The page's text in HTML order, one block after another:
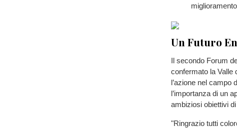
Un Futuro
Il secondo Forum
confermato la Valle
l’azione nel campo
l’importanza di un
ambiziosi obiettivi
"Ringrazio tutti